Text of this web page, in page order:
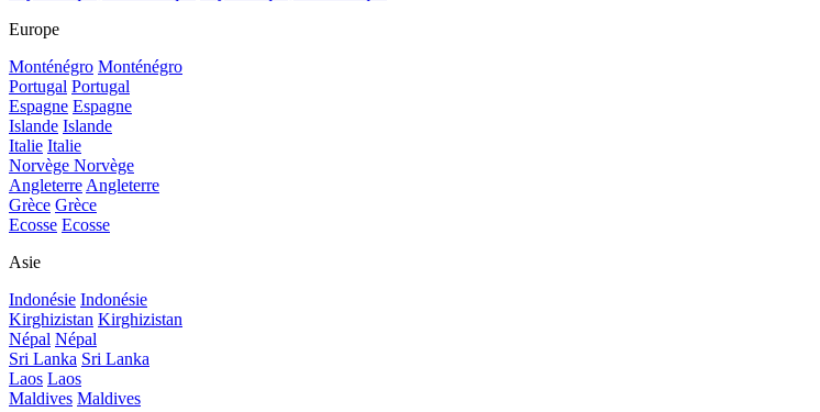
Europe
Monténégro Monténégro
Portugal Portugal
Espagne Espagne
Islande Islande
Italie Italie
Norvège Norvège
AngleterreAngleterre
Grèce Grèce
Ecosse Ecosse
Asie
Indonésie Indonésie
Kirghizistan Kirghizistan
Népal Népal
Sri Lanka Sri Lanka
Laos Laos
Maldives Maldives